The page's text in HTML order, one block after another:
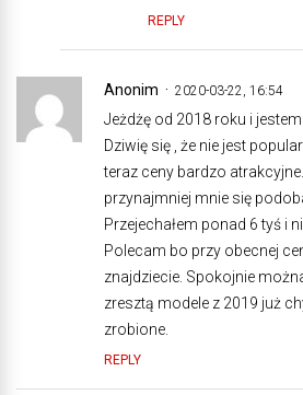
REPLY
Anonim 2020-03-22, 16:54
Jeżdżę od 2018 roku i
Dziwię się , że nie jest
teraz ceny bardzo
przynajmniej mnie się
Przejechałem ponad 6 tyś i
Polecam bo przy obecnej
znajdziecie. Spokojnie
zresztą modele z 2019 już
zrobione.
REPLY